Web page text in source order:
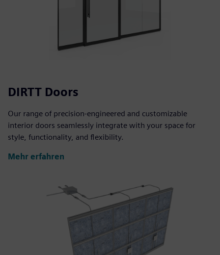
DIRTT Doors
Our range of precision-engineered and customizable
interior doors seamlessly integrate with your space for
style, functionality, and flexibility.
Mehr erfahren